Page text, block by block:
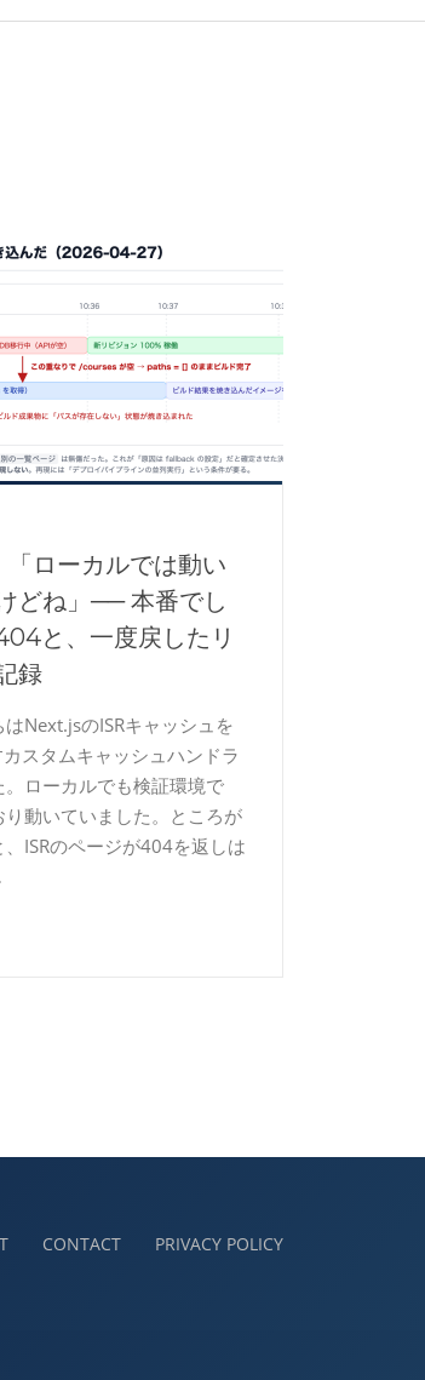
「ローカルでは動い
どね」── 本番でし
と、一度戻したリ
録
Next.jsのISRキャッシュを
カスタムキャッシュハンドラ
。ローカルでも検証環境で
り動いていました。ところが
ISRのページが404を返しは
CONTACT PRIVACY POLICY